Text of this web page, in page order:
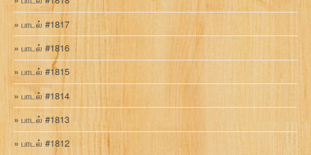
பாடல் #1817
பாடல் #1816
பாடல் #1815
பாடல் #1814
பாடல் #1813
பாடல் #1812